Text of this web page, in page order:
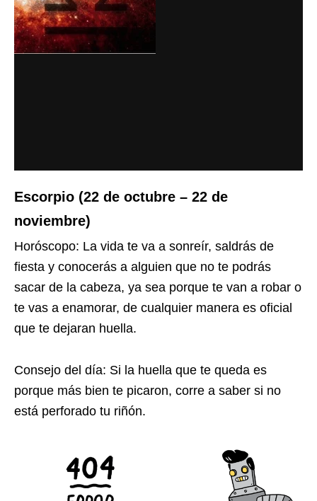
Escorpio (22 de octubre – 22 de
noviembre)
Horóscopo: La vida te va a sonreír, saldrás de
fiesta y conocerás a alguien que no te podrás
sacar de la cabeza, ya sea porque te van a robar o
te vas a enamorar, de cualquier manera es oficial
que te dejaran huella.
Consejo del día: Si la huella que te queda es
porque más bien te picaron, corre a saber si no
está perforado tu riñón.